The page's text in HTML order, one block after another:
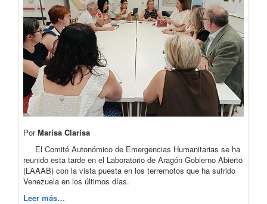
PorMarisa Clarisa
El Comité Autonómico de Emergencias Humanitarias se ha
reunido esta tarde en el Laboratorio de Aragón Gobierno Abierto
(LAAAB) con la vista puesta en los terremotos que ha sufrido
Venezuela en los últimos días.
Leer más…